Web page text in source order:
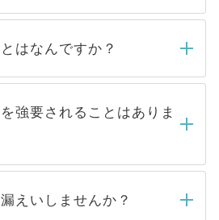
ましたら、弊社担当者がご
し、その後メールもしくは
営業日以内にはご連絡をせて
で、しばらくお待ちくださ
はなんですか？
で取り扱っている求人の
Webサイトからご覧いただ
求人」です。非公開求人は
って、一般には公開してい
けるため 人気のある医療機
強要されることはありま
要することは一切ありませ
応募先から内定をいただい
えいしませんか？